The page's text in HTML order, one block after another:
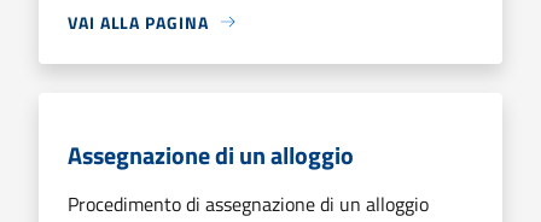
VAI ALLA PAGINA
Assegnazione di un alloggio
Procedimento di assegnazione di un alloggio